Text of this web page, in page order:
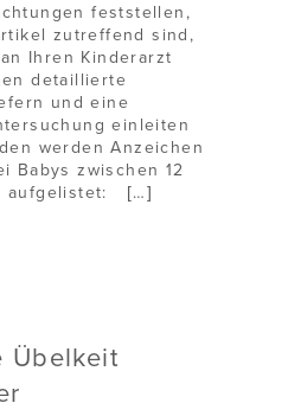
feststellen,
zutreffend sind,
Ihren Kinderarzt
detaillierte
und eine
einleiten
werden Anzeichen
Babys zwischen 12
aufgelistet: […]
Übelkeit